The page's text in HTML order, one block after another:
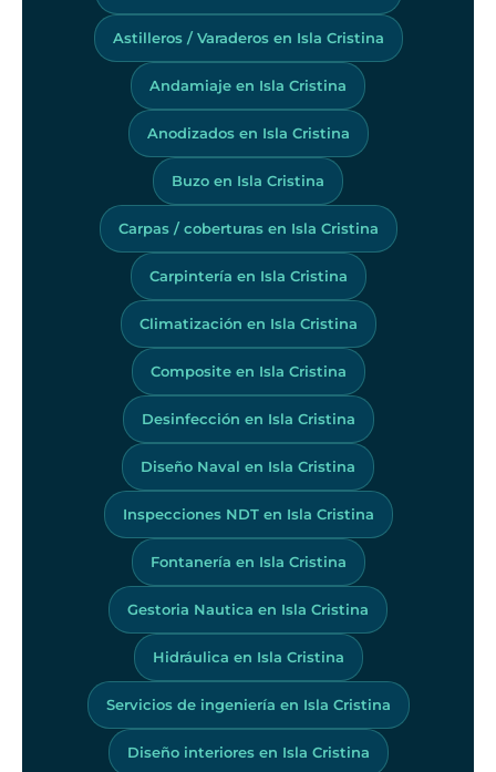
Astilleros / Varaderos en Isla Cristina
Andamiaje en Isla Cristina
Anodizados en Isla Cristina
Buzo en Isla Cristina
Carpas / coberturas en Isla Cristina
Carpintería en Isla Cristina
Climatización en Isla Cristina
Composite en Isla Cristina
Desinfección en Isla Cristina
Diseño Naval en Isla Cristina
Inspecciones NDT en Isla Cristina
Fontanería en Isla Cristina
Gestoria Nautica en Isla Cristina
Hidráulica en Isla Cristina
Servicios de ingeniería en Isla Cristina
Diseño interiores en Isla Cristina